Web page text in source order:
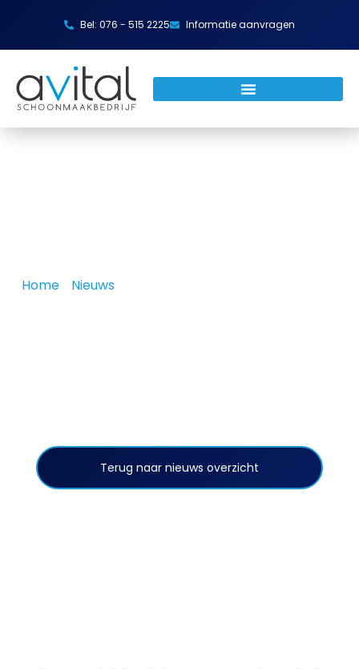
Bel: 076 - 515 2225 Informatie aanvragen
Home Nieuws
Terug naar nieuws overzicht